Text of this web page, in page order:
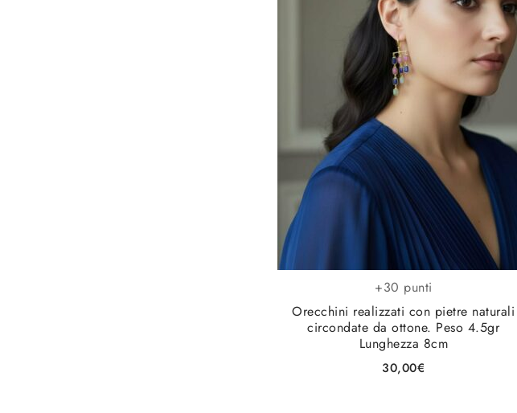
+30 punti
Orecchini realizzati con pietre naturali
circondate da ottone. Peso 4.5gr
Lunghezza 8cm
30,00€